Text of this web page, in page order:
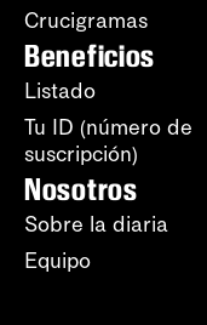
Crucigramas
Beneficios
Listado
Tu ID (número de
suscripción)
Nosotros
Sobre la diaria
Equipo